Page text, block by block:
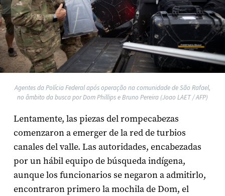
Agentes da Polícia Federal após operação na comunidade de São Rafael,
no âmbito da busca por Dom Phillips e Bruno Pereira (Joao LAET / AFP)
Lentamente, las piezas del rompecabezas
comenzaron a emerger de la red de turbios
canales del valle. Las autoridades, encabezadas
por un hábil equipo de búsqueda indígena,
aunque los funcionarios se negaron a admitirlo,
encontraron primero la mochila de Dom, el